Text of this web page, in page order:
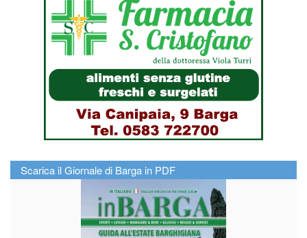
Scarica il Giornale di Barga in PDF